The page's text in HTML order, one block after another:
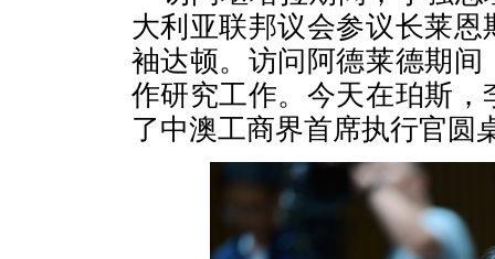
大利亚联邦议会参议长莱
袖达顿。访问阿德莱德期
作研究工作。今天在珀斯
了中澳工商界首席执行官圆